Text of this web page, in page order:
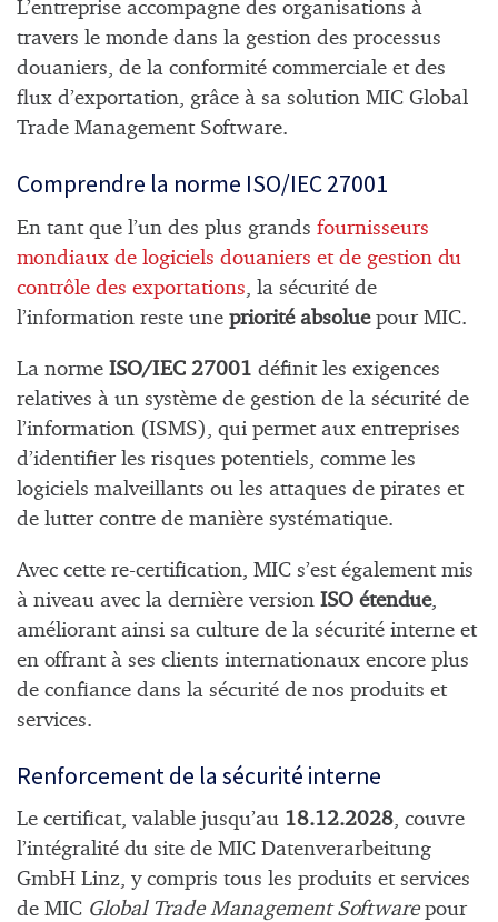
L’entreprise accompagne des organisations à
travers le monde dans la gestion des processus
douaniers, de la conformité commerciale et des
flux d’exportation, grâce à sa solution MIC Global
Trade Management Software.
Comprendre la norme ISO/IEC 27001
En tant que l’un des plus grands fournisseurs
mondiaux de logiciels douaniers et de gestion du
contrôle des exportations , la sécurité de
l’information reste une priorité absoluepour MIC.
La norme ISO/IEC 27001 définit les exigences
relatives à un système de gestion de la sécurité de
l’information (ISMS), qui permet aux entreprises
d’identifier les risques potentiels, comme les
logiciels malveillants ou les attaques de pirates et
de lutter contre de manière systématique.
Avec cette re-certification, MIC s’est également mis
à niveau avec la dernière version ISO étendue,
améliorant ainsi sa culture de la sécurité interne et
en offrant à ses clients internationaux encore plus
de confiance dans la sécurité de nos produits et
services.
Renforcement de la sécurité interne
Le certificat, valable jusqu’au 18.12.2028, couvre
l’intégralité du site de MIC Datenverarbeitung
GmbH Linz, y compris tous les produits et services
de MIC Global Trade Management Softwarepour